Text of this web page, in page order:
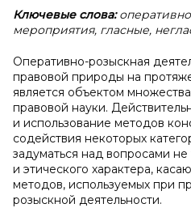
Ключевые слова:
мероприятия, гласные,
Оперативно-розыскная
правовой природы на
является объектом
правовой науки.
и использование методов
содействия некоторых
задуматься над вопросами
и этического характера,
методов, используемых при
розыскной деятельности.